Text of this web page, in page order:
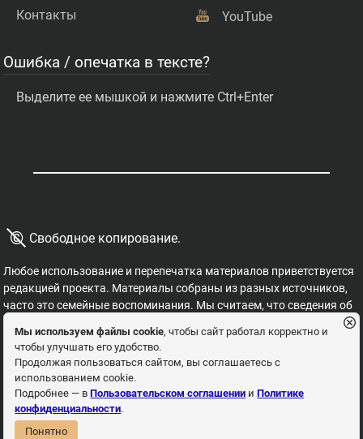
Контакты YouTube
Ошибка / опечатка в тексте?
Выделите ее мышкой и нажмите Ctrl+Enter
© Свободное копирование.
Любое использование и перепечатка материалов приветствуется
редакцией проекта. Материалы собраны из разных источников,
часто это семейные воспоминания. Мы считаем, что сведения об
этих важных страницах истории должны быть свободными для
распространения, на них не могут накладываться никакие
ограничения. Это наша история, и мы обязаны ее знать,
сохранять и рассказывать детям.
Пользовательское соглашение
Политика
конфиденциальности
Мы используем файлы cookie, чтобы сайт работал корректно и
чтобы улучшать его удобство.
Продолжая пользоваться сайтом, вы соглашаетесь с
использованием cookie.
Подробнее — вПользовательском соглашении иПолитике
конфиденциальности.
Понятно